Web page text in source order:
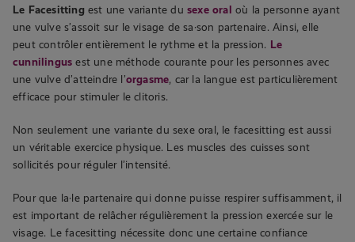
Le Facesitting est une variante dusexe oral où la personne ayant
une vulve s’assoit sur le visage de sa·son partenaire. Ainsi, elle
peut contrôler entièrement le rythme et la pression. Le
cunnilingus est une méthode courante pour les personnes avec
une vulve d’atteindre l’orgasme, car la langue est particulièrement
efficace pour stimuler le clitoris.
Non seulement une variante du sexe oral, le facesitting est aussi
un véritable exercice physique. Les muscles des cuisses sont
sollicités pour réguler l’intensité.
Pour que la·le partenaire qui donne puisse respirer suffisamment, il
est important de relâcher régulièrement la pression exercée sur le
visage. Le facesitting nécessite donc une certaine confiance